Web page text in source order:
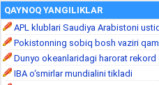
QAYNOQ YANGILIKLAR
APL klublari Saudiya Arabistoni
Pokistonning sobiq bosh vaziri
Dunyo okeanlaridagi harorat rekord
IBA o‘smirlar mundialini tikladi